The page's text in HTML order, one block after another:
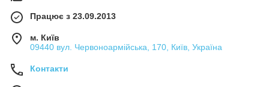
Працює з 23.09.2013
м. Київ
09440 вул. Червоноармійська, 170, Київ, Україна
Контакти